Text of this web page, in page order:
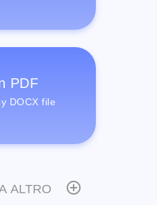
PDF
DOCX file
ALTRO